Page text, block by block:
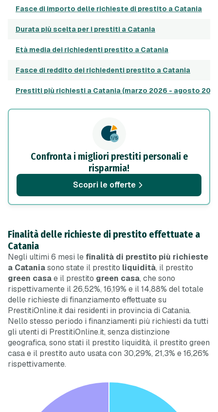
Fasce di importo delle richieste di prestito a Catania
Durata più scelta per i prestiti a Catania
Età media dei richiedenti prestito a Catania
Fasce di reddito dei richiedenti prestito a Catania
Prestiti più richiesti a Catania (marzo 2026 - agosto
Confronta i migliori prestiti personali e
risparmia!
Scopri le offerte
Finalità delle richieste di prestito effettuate a
Catania
Negli ultimi 6 mesi le finalità di prestito più richieste
a Cataniasono state il prestito liquidità, il prestito
green casae il prestito green casa, che sono
rispettivamente il 26,52%, 16,19% e il 14,88% del totale
delle richieste di finanziamento effettuate su
PrestitiOnline.it dai residenti in provincia di Catania.
Nello stesso periodo i finanziamenti più richiesti da tutti
gli utenti di PrestitiOnline.it, senza distinzione
geografica, sono stati il prestito liquidità, il prestito green
casa e il prestito auto usata con 30,29%, 21,3% e 16,26%
rispettivamente.